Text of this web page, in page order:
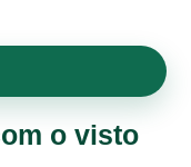
o visto